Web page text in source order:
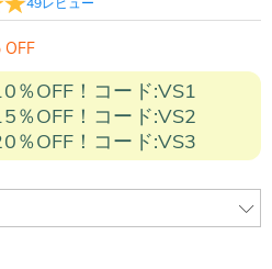
OFF
％OFF！コード:VS1
％OFF！コード:VS2
％OFF！コード:VS3